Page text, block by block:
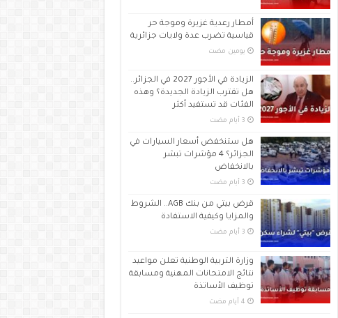
أمطار رعدية غزيرة وموجة حر
قياسية تضرب عدة ولايات جزائرية
‏يومين مضت
الزيادة في الأجور 2027 في الجزائر..
هل تقترب الزيادة الجديدة؟ وهذه
الفئات قد تستفيد أكثر
هل ستنخفض أسعار السيارات في
الجزائر؟ 4 مؤشرات تبشر
بالانخفاض
قرض بيتي من بنك AGB.. الشروط
والمزايا وكيفية الاستفادة
وزارة التربية الوطنية تعلن مواعيد
نتائج الامتحانات المهنية ومسابقة
توظيف الأساتذة